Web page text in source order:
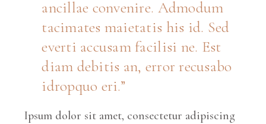
ancillae convenire. Admodum
tacimates maietatis his id. Sed
everti accusam facilisi ne. Est
diam debitis an, error recusabo
idropquo eri.
Ipsum dolor sit amet, consectetur adipiscing